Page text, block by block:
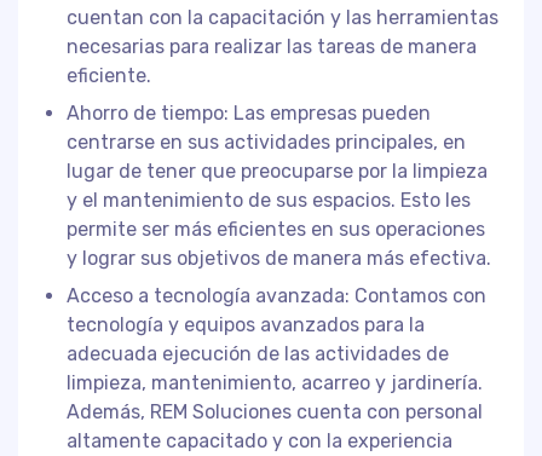
cuentan con la capacitación y las herramientas
necesarias para realizar las tareas de manera
eficiente.
Ahorro de tiempo: Las empresas pueden
centrarse en sus actividades principales, en
lugar de tener que preocuparse por la limpieza
y el mantenimiento de sus espacios. Esto les
permite ser más eficientes en sus operaciones
y lograr sus objetivos de manera más efectiva.
Acceso a tecnología avanzada: Contamos con
tecnología y equipos avanzados para la
adecuada ejecución de las actividades de
limpieza, mantenimiento, acarreo y jardinería.
Además, REM Soluciones cuenta con personal
altamente capacitado y con la experiencia